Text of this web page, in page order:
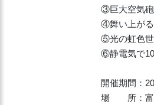
③巨大空気砲
④舞い上がる
⑤光の虹色世
⑥静電気で
開催期間：
場 所：富